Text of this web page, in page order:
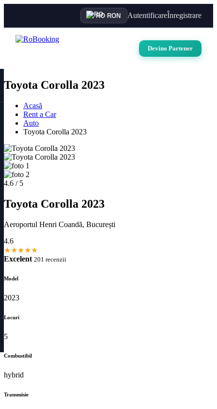
RO·RON AutentificareÎnregistrare
Devino Partener
Toyota Corolla 2023
Acasă
Rent a Car
Auto
Toyota Corolla 2023
4.6 / 5
Toyota Corolla 2023
Aeroportul Henri Coandă, București
4.6
★★★★★
Excelent 201 recenzii
Model
2023
Locuri
5
Combustibil
hybrid
Transmisie